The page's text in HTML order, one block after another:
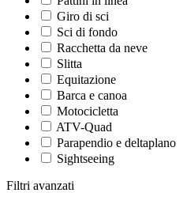
Giro di sci
Sci di fondo
Racchetta da neve
Slitta
Equitazione
Barca e canoa
Motocicletta
ATV-Quad
Parapendio e deltaplano
Sightseeing
Filtri avanzati